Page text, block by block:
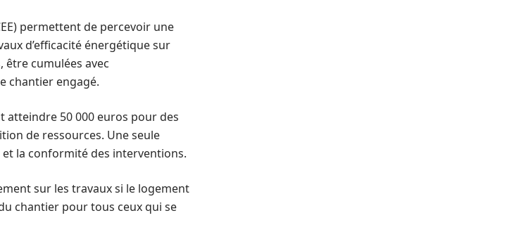
permettent de percevoir une
d’efficacité énergétique sur
être cumulées avec
chantier engagé.
atteindre 50 000 euros pour des
de ressources. Une seule
la conformité des interventions.
sur les travaux si le logement
chantier pour tous ceux qui se